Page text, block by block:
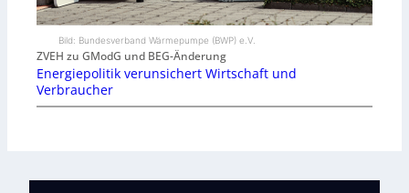
Bild: Bundesverband Wärmepumpe (BWP) e.V.
ZVEH zu GModG und BEG-Änderung
Energiepolitik verunsichert Wirtschaft und
Verbraucher